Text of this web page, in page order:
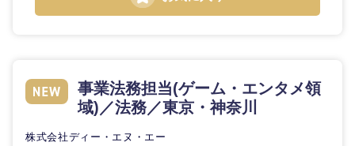
事業法務担当(ゲーム・エンタメ領
域)／法務／東京・神奈川
株式会社ディー・エヌ・エー